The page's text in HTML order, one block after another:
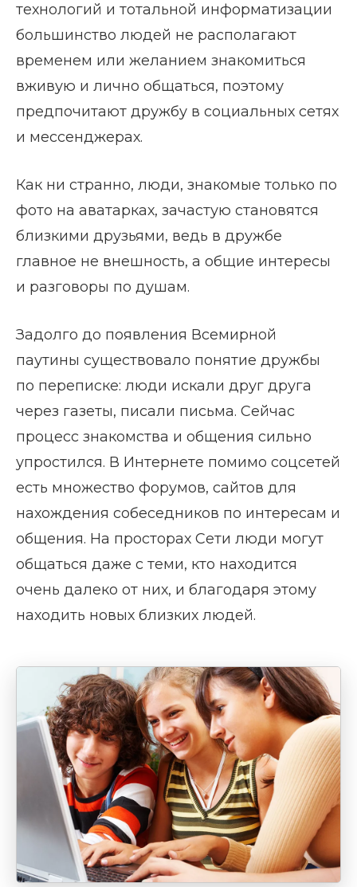
технологий и тотальной информатизации
большинство людей не располагают
временем или желанием знакомиться
вживую и лично общаться, поэтому
предпочитают дружбу в социальных сетях
и мессенджерах.
Как ни странно, люди, знакомые только по
фото на аватарках, зачастую становятся
близкими друзьями, ведь в дружбе
главное не внешность, а общие интересы
и разговоры по душам.
Задолго до появления Всемирной
паутины существовало понятие дружбы
по переписке: люди искали друг друга
через газеты, писали письма. Сейчас
процесс знакомства и общения сильно
упростился. В Интернете помимо соцсетей
есть множество форумов, сайтов для
нахождения собеседников по интересам и
общения. На просторах Сети люди могут
общаться даже с теми, кто находится
очень далеко от них, и благодаря этому
находить новых близких людей.